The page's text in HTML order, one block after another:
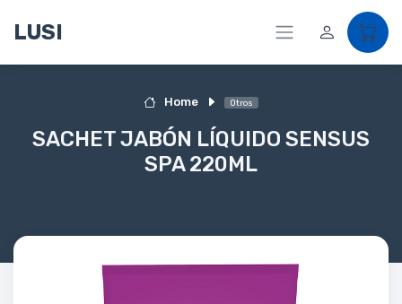
LUSI
Home Otros
SACHET JABÓN LÍQUIDO SENSUS
SPA 220ML